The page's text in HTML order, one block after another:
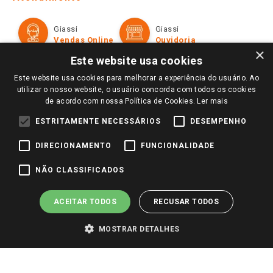
Televendas
Perguntas frequentes
Trabalhe Conosco
Identidade Visual
Formas de Pagamento
Políticas de entrega
Trocas e Devoluções
Giassi
Vendas Online
Giassi
Ouvidoria
Redes Sociais
Pagamento e Segurança
×
Este website usa cookies
Este website usa cookies para melhorar a experiência do usuário. Ao
utilizar o nosso website, o usuário concorda com todos os cookies
de acordo com nossa Política de Cookies. Ler mais
ESTRITAMENTE NECESSÁRIOS DESEMPENHO
DIRECIONAMENTO FUNCIONALIDADE
NÃO CLASSIFICADOS
ACEITAR TODOS RECUSAR TODOS
MOSTRAR DETALHES